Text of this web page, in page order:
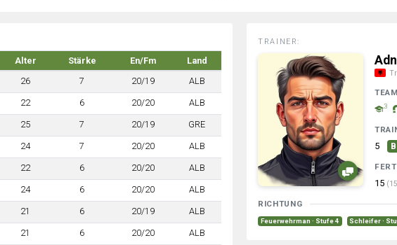
Alter Stärke En/Fm
Land
26 7 20/19 ALB
22 6 20/20 ALB
25 7 20/19 GRE
24 7 20/20 ALB
22 6 20/20 ALB
24 6 20/20 ALB
21 6 20/19 ALB
21 6 20/20 ALB
TRAINER:
3
5
15
RICHTUNG
Feuerwehrman · Stufe 4 Schleifer ·